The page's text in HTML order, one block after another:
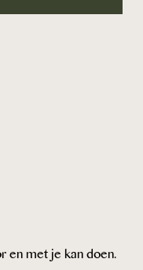
en met je kan doen.